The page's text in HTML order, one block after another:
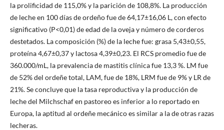
la prolificidad de 115,0% y la parición de 108,8%. La producción
de le­che en 100 días de ordeño fue de 64,17±16,06 L, con efec­to
significativo (P<0,01) de edad de la oveja y número de corderos
destetados. La composición (%) de la leche fue: grasa 5,43±0,55,
proteína 4,67±0,37 y lactosa 4,39±0,23. El RCS promedio fue de
360.000/mL, la prevalencia de mastitis clínica fue 13,3 %. LM fue
de 52% del ordeñe total, LAM, fue de 18%, LRM fue de 9% y LR de
21%. Se concluye que la tasa reproductiva y la producción de
leche del Milchschaf en pastoreo es inferior a lo reportado en
Europa, la aptitud al ordeñe mecánico es similar a la de otras razas
lecheras.